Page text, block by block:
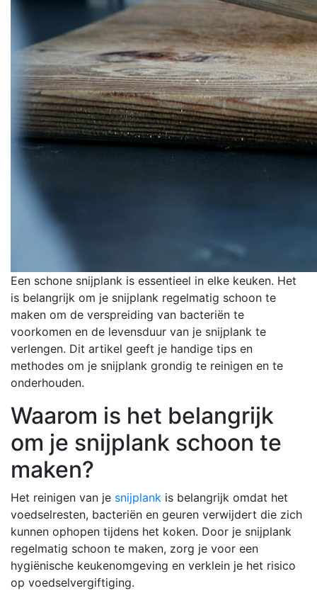
Een schone snijplank is essentieel in elke keuken. Het
is belangrijk om je snijplank regelmatig schoon te
maken om de verspreiding van bacteriën te
voorkomen en de levensduur van je snijplank te
verlengen. Dit artikel geeft je handige tips en
methodes om je snijplank grondig te reinigen en te
onderhouden.
Waarom is het belangrijk
om je snijplank schoon te
maken?
Het reinigen van je snijplank is belangrijk omdat het
voedselresten, bacteriën en geuren verwijdert die zich
kunnen ophopen tijdens het koken. Door je snijplank
regelmatig schoon te maken, zorg je voor een
hygiënische keukenomgeving en verklein je het risico
op voedselvergiftiging.